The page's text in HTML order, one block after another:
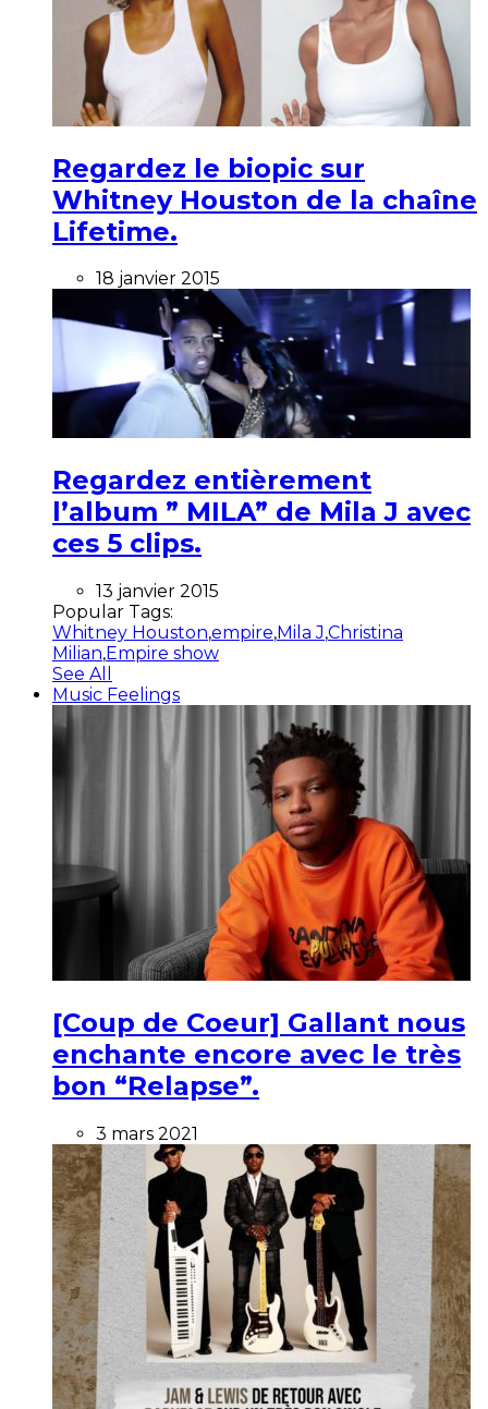
Regardez le biopic sur
Whitney Houston de la chaîne
Lifetime.
18 janvier 2015
Regardez entièrement
l’album ” MILA” de Mila J avec
ces 5 clips.
13 janvier 2015
Popular Tags:
Whitney Houston,empire,Mila J,Christina
Milian,Empire show
See All
Music Feelings
[Coup de Coeur] Gallant nous
enchante encore avec le très
bon “Relapse”.
3 mars 2021